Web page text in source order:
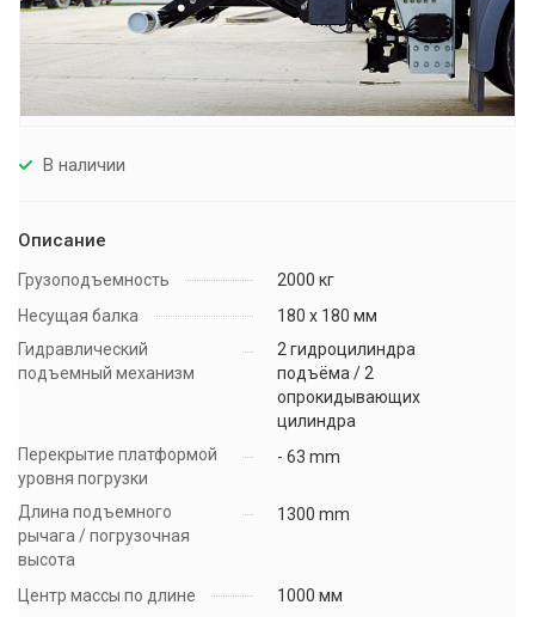
В наличии
Описание
Грузоподъемность
2000 кг
Несущая балка
180 x 180 мм
Гидравлический
подъемный механизм
2 гидроцилиндра
подъёма / 2
опрокидывающих
цилиндра
Перекрытие платформой
уровня погрузки
- 63 mm
Длина подъемного
рычага / погрузочная
высота
1300 mm
Центр массы по длине
1000 мм